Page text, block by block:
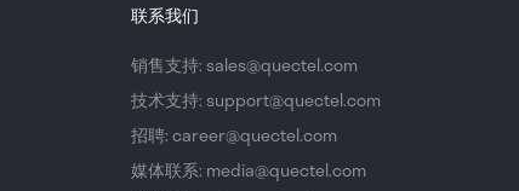
联系我们
销售支持: sales@quectel.com
技术支持: support@quectel.com
招聘: career@quectel.com
媒体联系: media@quectel.com